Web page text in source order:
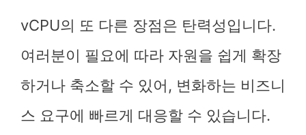
vCPU의 또 다른 장점은 탄력성입니다.
여러분이 필요에 따라 자원을 쉽게 확장
하거나 축소할 수 있어, 변화하는 비즈니
스 요구에 빠르게 대응할 수 있습니다.